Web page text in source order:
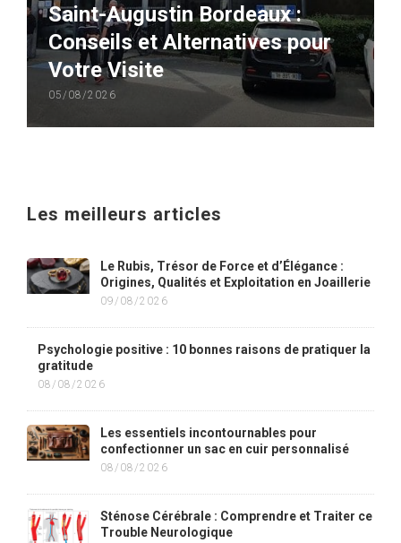
Saint-Augustin Bordeaux :
Conseils et Alternatives pour
Votre Visite
05/08/2026
Les meilleurs articles
Le Rubis, Trésor de Force et d’Élégance :
Origines, Qualités et Exploitation en Joaillerie
09/08/2026
Psychologie positive : 10 bonnes raisons de pratiquer la
gratitude
08/08/2026
Les essentiels incontournables pour
confectionner un sac en cuir personnalisé
08/08/2026
Sténose Cérébrale : Comprendre et Traiter ce
Trouble Neurologique